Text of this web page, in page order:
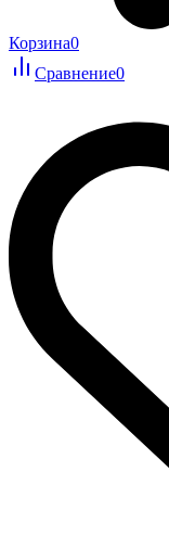
Корзина0
Сравнение0